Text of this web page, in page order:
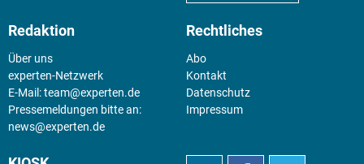
Redaktion
Über uns
experten-Netzwerk
E-Mail:team@experten.de
Pressemeldungen bitte an:
news@experten.de
Rechtliches
Abo
Kontakt
Datenschutz
Impressum